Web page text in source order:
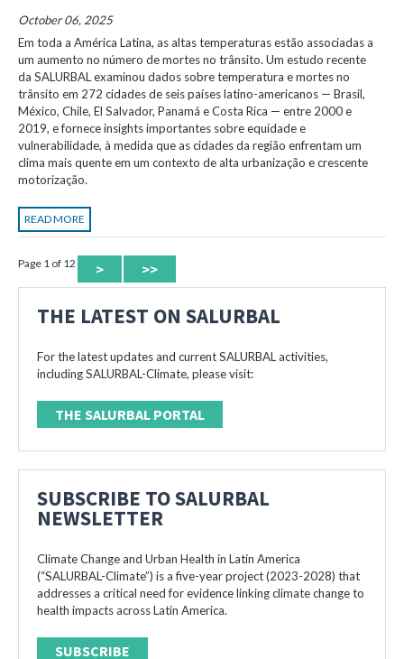
October 06, 2025
Em toda a América Latina, as altas temperaturas estão associadas a
um aumento no número de mortes no trânsito. Um estudo recente
da SALURBAL examinou dados sobre temperatura e mortes no
trânsito em 272 cidades de seis países latino-americanos — Brasil,
México, Chile, El Salvador, Panamá e Costa Rica — entre 2000 e
2019, e fornece insights importantes sobre equidade e
vulnerabilidade, à medida que as cidades da região enfrentam um
clima mais quente em um contexto de alta urbanização e crescente
motorização.
READ MORE
Page 1 of 12 > >>
THE LATEST ON SALURBAL
For the latest updates and current SALURBAL activities,
including SALURBAL-Climate, please visit:
THE SALURBAL PORTAL
SUBSCRIBE TO SALURBAL
NEWSLETTER
Climate Change and Urban Health in Latin America
(“SALURBAL-Climate”) is a five-year project (2023-2028) that
addresses a critical need for evidence linking climate change to
health impacts across Latin America.
SUBSCRIBE